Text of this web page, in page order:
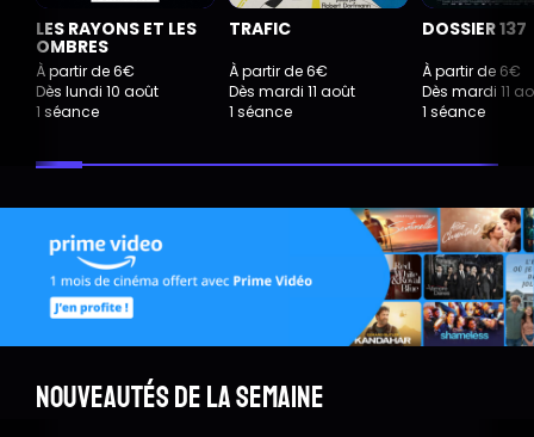
LES RAYONS ET LES
OMBRES
À partir de 6€
Dès lundi 10 août
1 séance
TRAFIC
À partir de 6€
Dès mardi 11 août
1 séance
DOSSIER 137
À partir de 6€
Dès mardi 11
1 séance
Nouveautés de la semaine